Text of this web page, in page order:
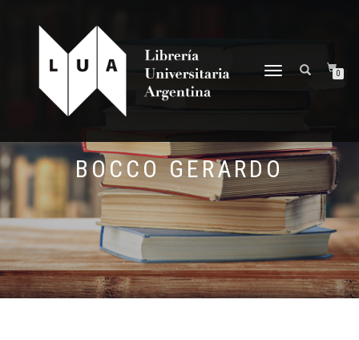
NAVEGACIÓN
0
BOCCO GERARDO